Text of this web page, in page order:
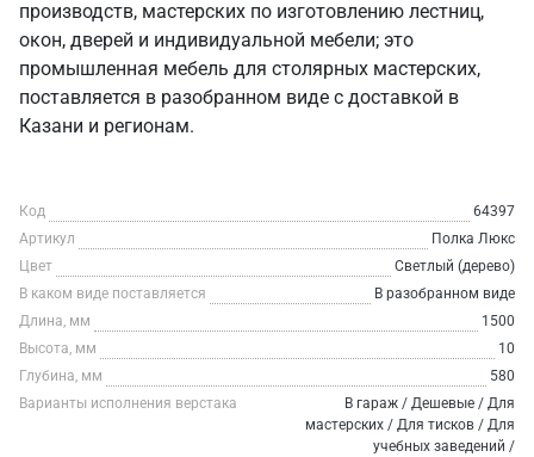
производств, мастерских по изготовлению лестниц,
окон, дверей и индивидуальной мебели; это
промышленная мебель для столярных мастерских,
поставляется в разобранном виде с доставкой в
Казани и регионам.
Код
64397
Артикул
Полка Люкс
Цвет
Светлый (дерево)
В каком виде поставляется
В разобранном виде
Длина, мм
1500
Высота, мм
10
Глубина, мм
580
Варианты исполнения верстака
В гараж / Дешевые / Для
мастерских / Для тисков / Для
учебных заведений /